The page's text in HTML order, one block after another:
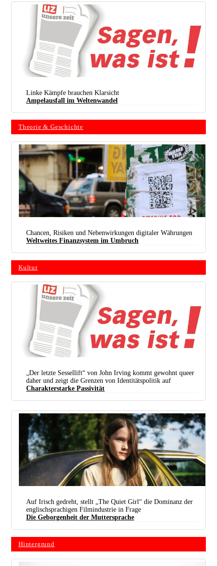
Linke Kämpfe brauchen Klarsicht
Ampelausfall im Weltenwandel
Theorie & Geschichte
Aushang in New York: Währung digital – soziale Probleme analog (Foto:Paul Sableman /
Wikimedia / CC BY 2.0 Deed/ Bearb.: UZ)
Chancen, Risiken und Nebenwirkungen digitaler Währungen
Weltweites Finanzsystem im Umbruch
Kultur
„Der letzte Sessellift“ von John Irving kommt gewohnt queer
daher und zeigt die Grenzen von Identitätspolitik auf
Charakterstarke Passivität
Cáit (Catherine Clinch) ist gefangen im Halbverstehen und erfährt Geborgenheit durch ihre
irische Muttersprache. (Foto: 2021 Neue Visionen)
Auf Irisch gedreht, stellt „The Quiet Girl“ die Dominanz der
englischsprachigen Filmindustrie in Frage
Die Geborgenheit der Muttersprache
Hintergrund